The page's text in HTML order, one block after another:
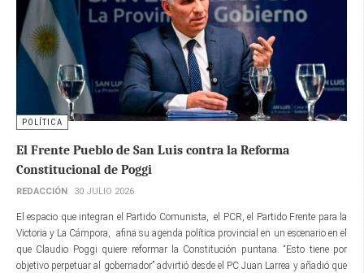
POLÍTICA
El Frente Pueblo de San Luis contra la Reforma
Constitucional de Poggi
REDACCIÓN 30 JULIO 2026
El espacio que integran el Partido Comunista, el PCR, el Partido Frente para la
Victoria y La Cámpora, afina su agenda política provincial en un escenario en el
que Claudio Poggi quiere reformar la Constitución puntana. “Esto tiene por
objetivo perpetuar al gobernador” advirtió desde el PC Juan Larrea y añadió que